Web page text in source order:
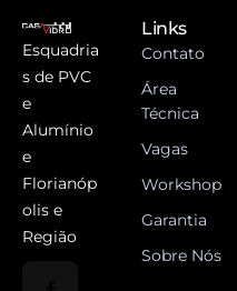
Esquadria
s de PVC
e
Alumínio
e
Florianóp
olis e
Região
Links
Contato
Área
Técnica
Vagas
Workshop
Garantia
Sobre Nós